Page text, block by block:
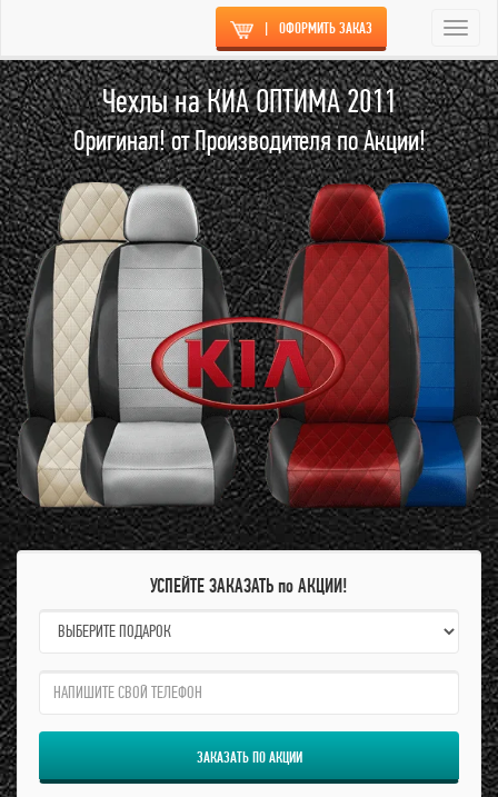
| ОФОРМИТЬ ЗАКАЗ
Чехлы на КИА ОПТИМА 2011
Оригинал! от Производителя по Акции!
УСПЕЙТЕ ЗАКАЗАТЬ по АКЦИИ!
name:
qzw:
ЗАКАЗАТЬ ПО АКЦИИ